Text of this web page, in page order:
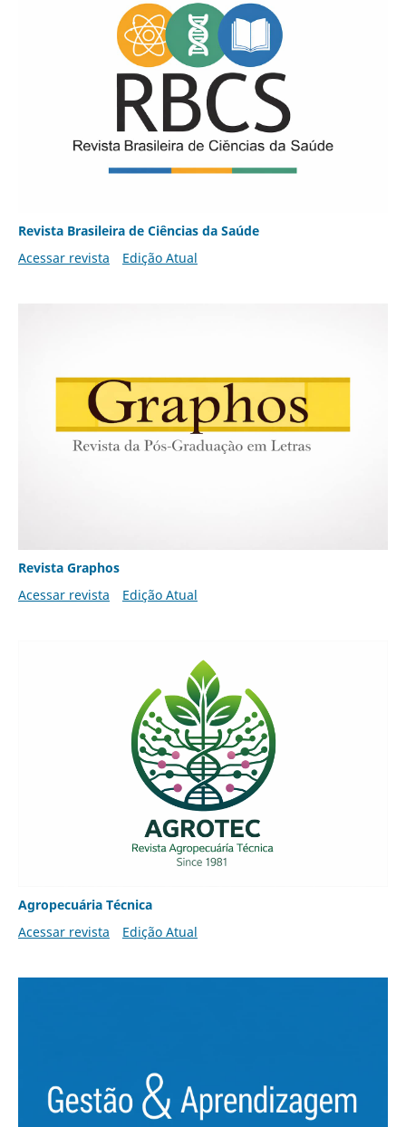
Revista Brasileira de Ciências da Saúde
Acessar revista
Edição Atual
Revista Graphos
Acessar revista
Edição Atual
Agropecuária Técnica
Acessar revista
Edição Atual